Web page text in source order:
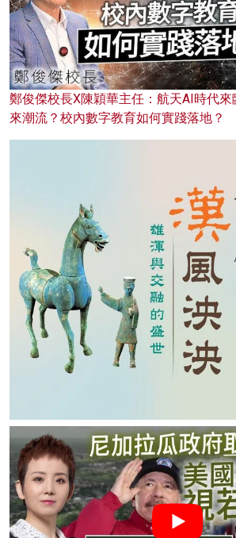
鄭俊傑校長X陳穎華主任：航天AI時代
來潮流？校內數字教育如何實踐落地？